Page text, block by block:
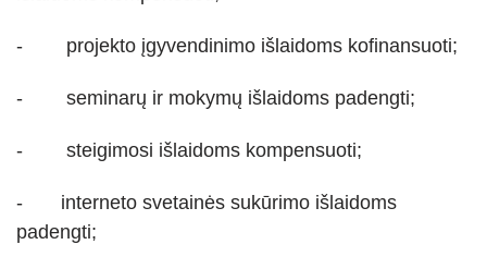
KREPŠINIO LEGENDOS ATGYJA JONIŠKYJE
KLECKŲ PUOTA
LAUMĖS TAKAIS Į SAVO VIDINĮ PASAULĮ
- projekto įgyvendinimo išlaidoms kofinansuoti;
- seminarų ir mokymų išlaidoms padengti;
- steigimosi išlaidoms kompensuoti;
- interneto svetainės sukūrimo išlaidoms
padengti;